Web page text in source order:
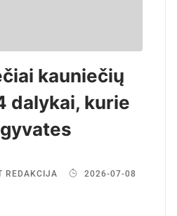
kauniečių
dalykai, kurie
REDAKCIJA 2026-07-08